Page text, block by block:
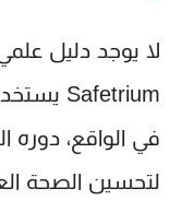
لا يوجد دليل
Safetrium
في الواقع،
لتحسين الصحة